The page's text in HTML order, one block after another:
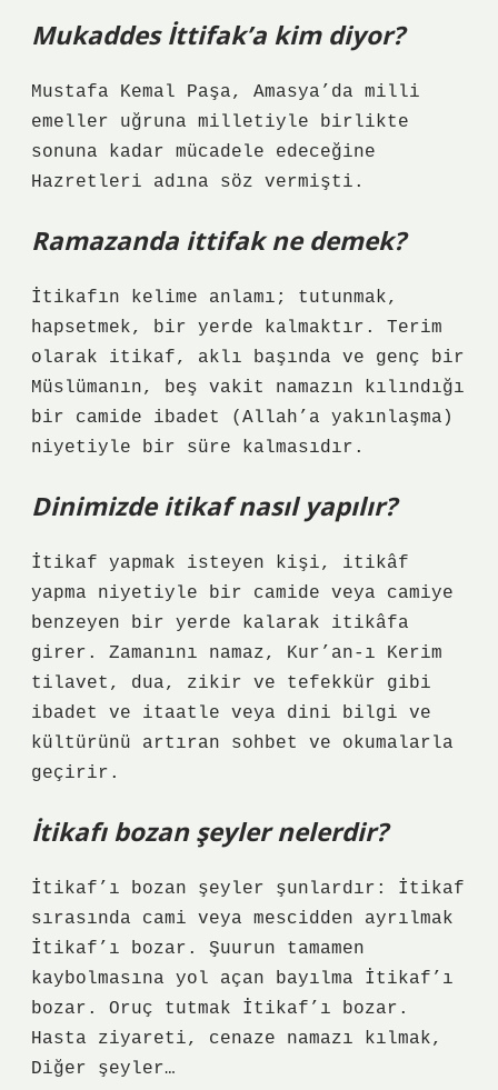
Mukaddes İttifak’a kim diyor?
Mustafa Kemal Paşa, Amasya’da milli
emeller uğruna milletiyle birlikte
sonuna kadar mücadele edeceğine
Hazretleri adına söz vermişti.
Ramazanda ittifak ne demek?
İtikafın kelime anlamı; tutunmak,
hapsetmek, bir yerde kalmaktır. Terim
olarak itikaf, aklı başında ve genç bir
Müslümanın, beş vakit namazın kılındığı
bir camide ibadet (Allah’a yakınlaşma)
niyetiyle bir süre kalmasıdır.
Dinimizde itikaf nasıl yapılır?
İtikaf yapmak isteyen kişi, itikâf
yapma niyetiyle bir camide veya camiye
benzeyen bir yerde kalarak itikâfa
girer. Zamanını namaz, Kur’an-ı Kerim
tilavet, dua, zikir ve tefekkür gibi
ibadet ve itaatle veya dini bilgi ve
kültürünü artıran sohbet ve okumalarla
geçirir.
İtikafı bozan şeyler nelerdir?
İtikaf’ı bozan şeyler şunlardır: İtikaf
sırasında cami veya mescidden ayrılmak
İtikaf’ı bozar. Şuurun tamamen
kaybolmasına yol açan bayılma İtikaf’ı
bozar. Oruç tutmak İtikaf’ı bozar.
Hasta ziyareti, cenaze namazı kılmak,
Diğer şeyler…